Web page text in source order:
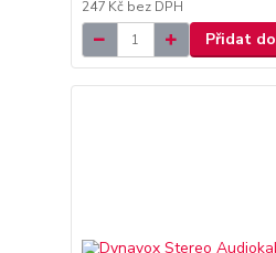
247 Kč bez DPH
Přidat